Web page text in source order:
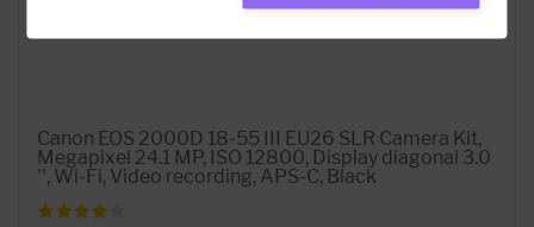
Canon EOS 2000D 18-55 III EU26 SLR Camera Kit,
Megapixel 24.1 MP, ISO 12800, Display diagonal 3.0
'', Wi-Fi, Video recording, APS-C, Black